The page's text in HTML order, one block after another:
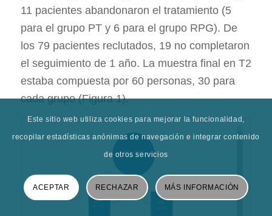
11 pacientes abandonaron el tratamiento (5
para el grupo PT y 6 para el grupo RPG). De
los 79 pacientes reclutados, 19 no completaron
el seguimiento de 1 año. La muestra final en T2
estaba compuesta por 60 personas, 30 para
cada grupo (Figura 1).
Este sitio web utiliza cookies para mejorar la funcionalidad,
recopilar estadísticas anónimas de navegación e integrar contenido
de otros servicios
ACEPTAR RECHAZAR MÁS INFORMACIÓN